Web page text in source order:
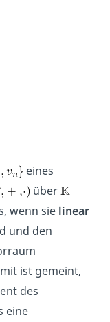
eines
über
wenn sie linear
und den
ist gemeint,
des
eine